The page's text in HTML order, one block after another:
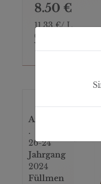
8.50 €
11.33 €/ L
(zzgl.
Versand)
Artikelnr
.
26-24
Jahrgang
2024
Füllmen